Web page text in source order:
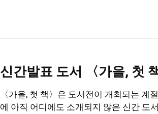
신간발표 도서 〈가을, 첫
〈가을, 첫 책〉은 도서전이 개최되는 계절
에 아직 어디에도 소개되지 않은 신간 도서